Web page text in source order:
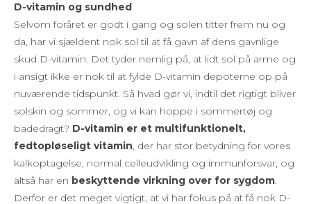
D-vitamin og sundhed
Selvom foråret er godt i gang og solen titter frem nu og
da, har vi sjældent nok sol til at få gavn af dens gavnlige
skud D-vitamin. Det tyder nemlig på, at lidt sol på arme og
i ansigt ikke er nok til at fylde D-vitamin depoterne op på
nuværende tidspunkt. Så hvad gør vi, indtil det rigtigt bliver
solskin og sommer, og vi kan hoppe i sommertøj og
badedragt? D-vitamin er et multifunktionelt,
fedtopløseligt vitamin, der har stor betydning for vores
kalkoptagelse, normal celleudvikling og immunforsvar, og
altså har en beskyttende virkning over for sygdom.
Derfor er det meget vigtigt, at vi har fokus på at få nok D-